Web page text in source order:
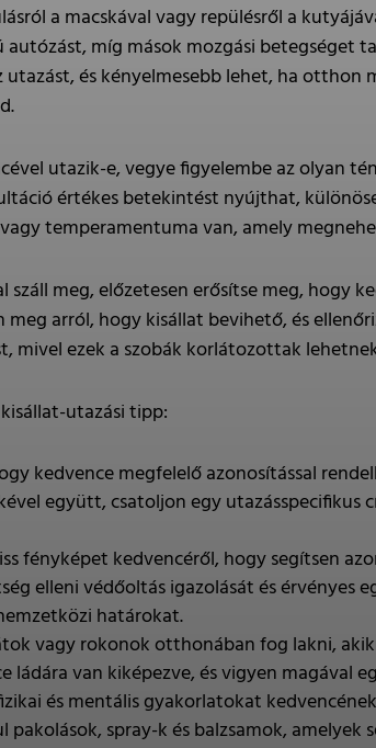
a macskával vagy repülésről a
autózást, míg mások mozgási betegséget
és kényelmesebb lehet, ha otthon
utazik-e, vegye figyelembe az olyan
értékes betekintést nyújthat,
temperamentuma van, amely
száll meg, előzetesen erősítse meg, hogy
arról, hogy kisállat bevihető, és
mivel ezek a szobák korlátozottak
utazási tipp:
kedvence megfelelő azonosítással
együtt, csatoljon egy
fényképet kedvencéről, hogy segítsen
elleni védőoltás igazolását és érvényes
határokat.
vagy rokonok otthonában fog lakni,
ládára van kiképezve, és vigyen magával
és mentális gyakorlatokat
pakolások, spray-k és balzsamok,